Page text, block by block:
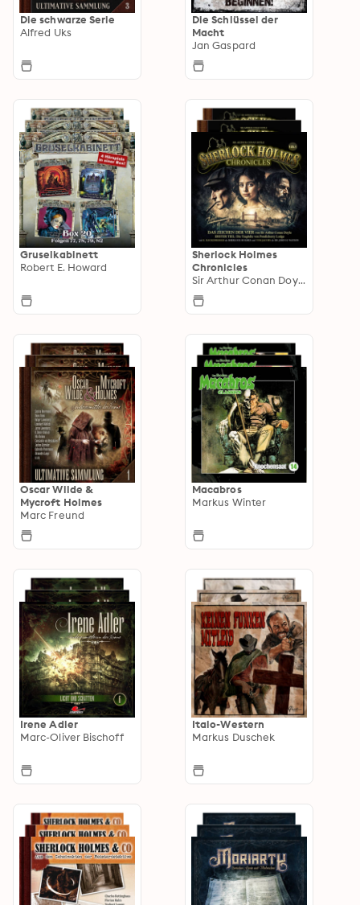
Die schwarze Serie
Alfred Uks
Die Schlüssel der
Macht
Jan Gaspard
Gruselkabinett
Robert E. Howard
Sherlock Holmes
Chronicles
Sir Arthur Conan Doyle
Oscar Wilde &
Mycroft Holmes
Marc Freund
Macabros
Markus Winter
Irene Adler
Marc-Oliver Bischoff
Italo-Western
Markus Duschek